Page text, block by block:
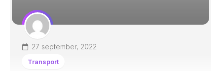
27 september, 2022
Transport